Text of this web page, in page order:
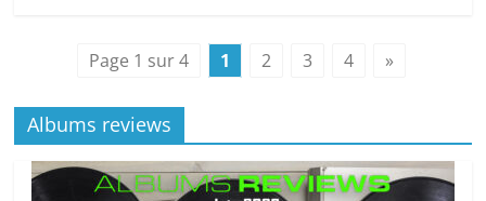
Page 1 sur 4 1 2 3 4 »
Albums reviews